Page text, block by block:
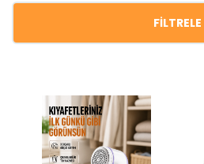
FILTRELE